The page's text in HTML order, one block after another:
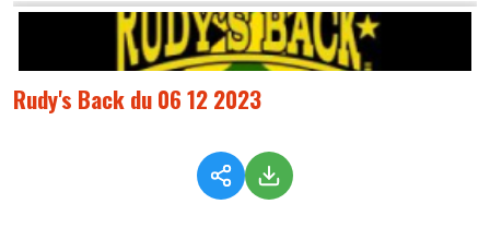
Rudy's Back du 06 12 2023